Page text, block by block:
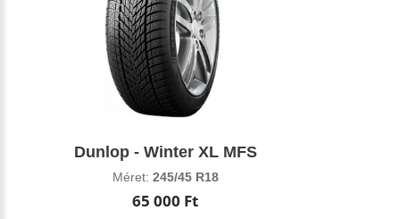
Dunlop - Winter XL MFS
Méret: 245/45 R18
65 000 Ft